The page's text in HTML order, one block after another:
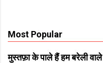
Most Popular
मुस्तफ़ा के पाले हैं हम बरेली